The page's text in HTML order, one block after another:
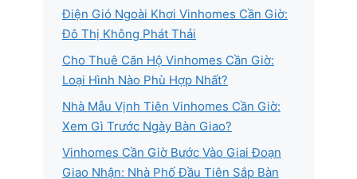
Điện Gió Ngoài Khơi Vinhomes Cần Giờ:
Đô Thị Không Phát Thải
Cho Thuê Căn Hộ Vinhomes Cần Giờ:
Loại Hình Nào Phù Hợp Nhất?
Nhà Mẫu Vịnh Tiên Vinhomes Cần Giờ:
Xem Gì Trước Ngày Bàn Giao?
Vinhomes Cần Giờ Bước Vào Giai Đoạn
Giao Nhận: Nhà Phố Đầu Tiên Sắp Bàn